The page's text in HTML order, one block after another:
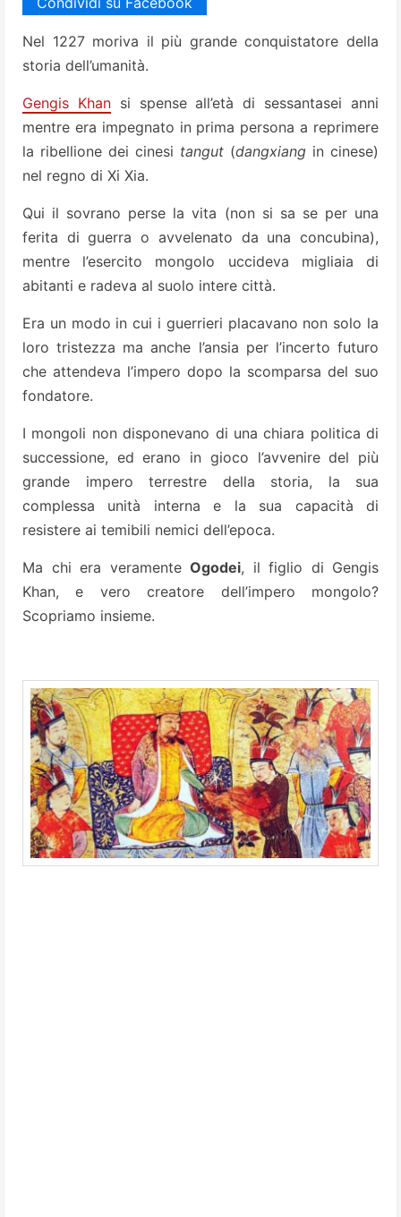
Nel 1227 moriva il più grande conquistatore della
storia dell’umanità.
Gengis Khansi spense all’età di sessantasei anni
mentre era impegnato in prima persona a reprimere
la ribellione dei cinesi tangut (dangxiang in cinese)
nel regno di Xi Xia.
Qui il sovrano perse la vita (non si sa se per una
ferita di guerra o avvelenato da una concubina),
mentre l’esercito mongolo uccideva migliaia di
abitanti e radeva al suolo intere città.
Era un modo in cui i guerrieri placavano non solo la
loro tristezza ma anche l’ansia per l’incerto futuro
che attendeva l’impero dopo la scomparsa del suo
fondatore.
I mongoli non disponevano di una chiara politica di
successione, ed erano in gioco l’avvenire del più
grande impero terrestre della storia, la sua
complessa unità interna e la sua capacità di
resistere ai temibili nemici dell’epoca.
Ma chi era veramente Ogodei, il figlio di Gengis
Khan, e vero creatore dell’impero mongolo?
Scopriamo insieme.